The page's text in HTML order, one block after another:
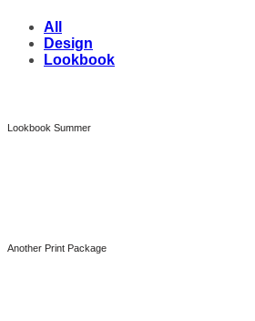
All
Design
Lookbook
Lookbook Summer
Another Print Package